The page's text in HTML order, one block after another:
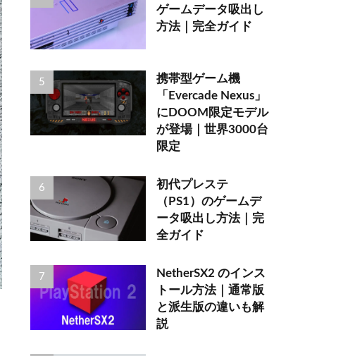
ゲームデータ吸出し
方法｜完全ガイド
携帯型ゲーム機
「Evercade Nexus」
にDOOM限定モデル
が登場｜世界3000台
限定
初代プレステ
（PS1）のゲームデ
ータ吸出し方法｜完
全ガイド
NetherSX2 のインス
トール方法｜通常版
と派生版の違いも解
説